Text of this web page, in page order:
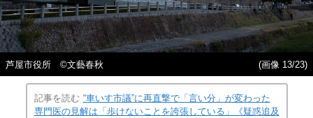
芦屋市役所 ©︎文藝春秋 (画像 13/23)
記事を読む “車いす市議”に再直撃で「言い分」が変わった
専門医の見解は「歩けないことを誇張している」《疑惑追及